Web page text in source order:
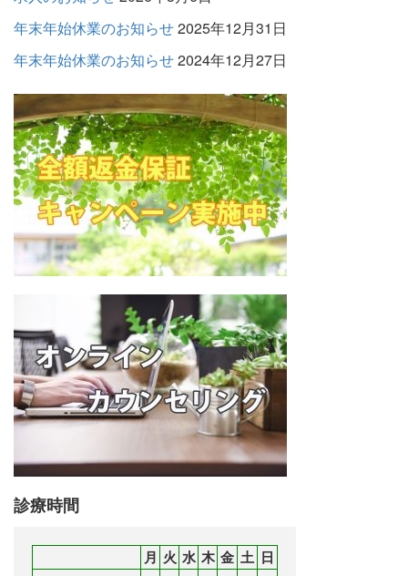
年末年始休業のお知らせ2025年12月31日
年末年始休業のお知らせ2024年12月27日
診療時間
月 火 水 木 金 土 日